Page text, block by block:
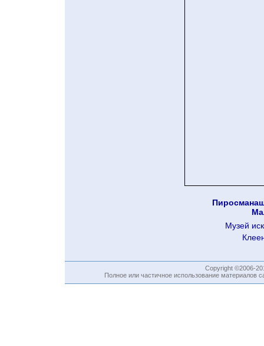
Музей
Copyright ©2006-
Полное или частичное использование материалов